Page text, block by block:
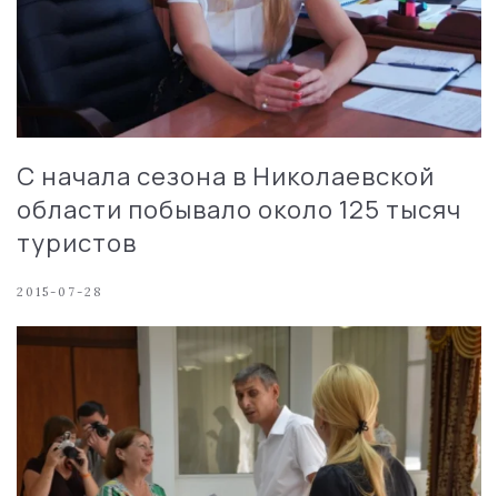
С начала сезона в Николаевской
области побывало около 125 тысяч
туристов
2015-07-28